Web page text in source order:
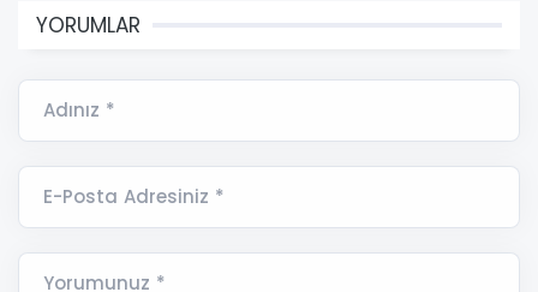
YORUMLAR
Adınız *
E-Posta Adresiniz *
Yorumunuz *